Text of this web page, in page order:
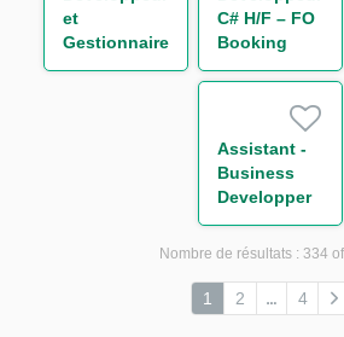
et
Gestionnaire
de Releases
C# H/F – FO
Booking
Risk - Non
Assistant -
Business
Developper
H/F
Nombre de résultats : 334
1 2 4